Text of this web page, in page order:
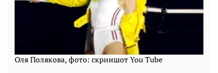
Оля Полякова, фото: скриншот You Tube